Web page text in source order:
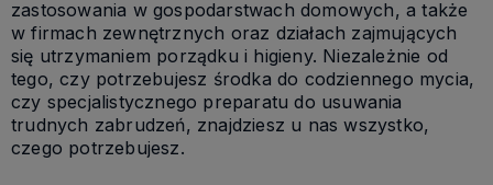
zastosowania w gospodarstwach domowych, a także
w firmach zewnętrznych oraz działach zajmujących
się utrzymaniem porządku i higieny. Niezależnie od
tego, czy potrzebujesz środka do codziennego mycia,
czy specjalistycznego preparatu do usuwania
trudnych zabrudzeń, znajdziesz u nas wszystko,
czego potrzebujesz.